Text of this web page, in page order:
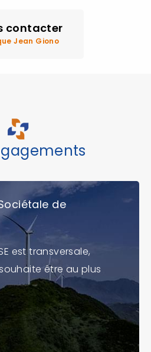
contacter
Jean Giono
de
est transversale,
être au plus